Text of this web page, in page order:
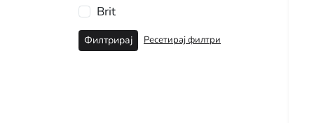
Brit
Филтрирај Ресетирај филтри